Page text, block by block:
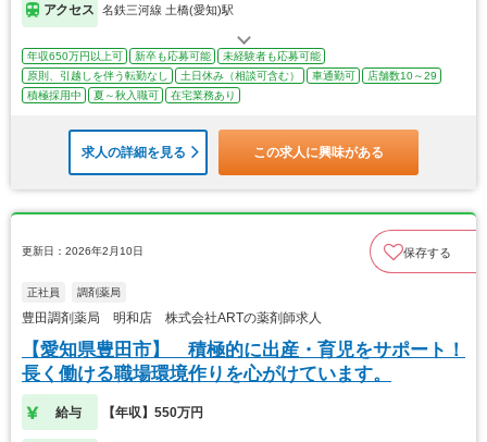
アクセス 名鉄三河線 土橋(愛知)駅
年収650万円以上可 新卒も応募可能
未経験者も応募可能
原則、引越しを伴う転勤なし
土日休み（相談可含む） 車通勤可
店舗数10～29
積極採用中
夏～秋入職可 在宅業務あり
求人の詳細を見る この求人に興味がある
更新日：2026年2月10日 保存する
正社員 調剤薬局
豊田調剤薬局 明和店 株式会社ARTの薬剤師求人
【愛知県豊田市】 積極的に出産・育児をサポート！
長く働ける職場環境作りを心がけています。
給与 【年収】550万円